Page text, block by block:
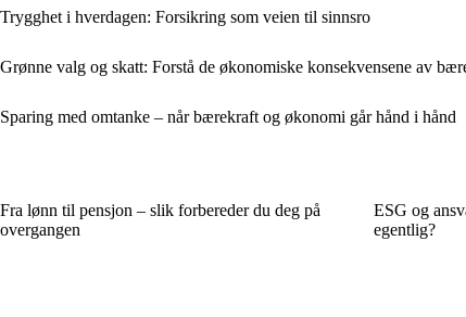
Trygghet i hverdagen: Forsikring som veien til sinnsro
Grønne valg og skatt: Forstå de økonomiske konsekvensene av
Sparing med omtanke – når bærekraft og økonomi går hånd i hånd
Fra lønn til pensjon – slik forbereder du deg på
overgangen
ESG og
egentlig?